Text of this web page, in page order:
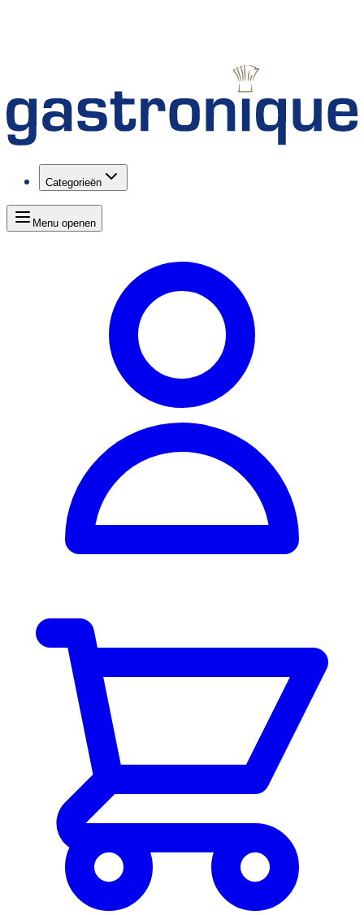
Categorieën
Menu openen